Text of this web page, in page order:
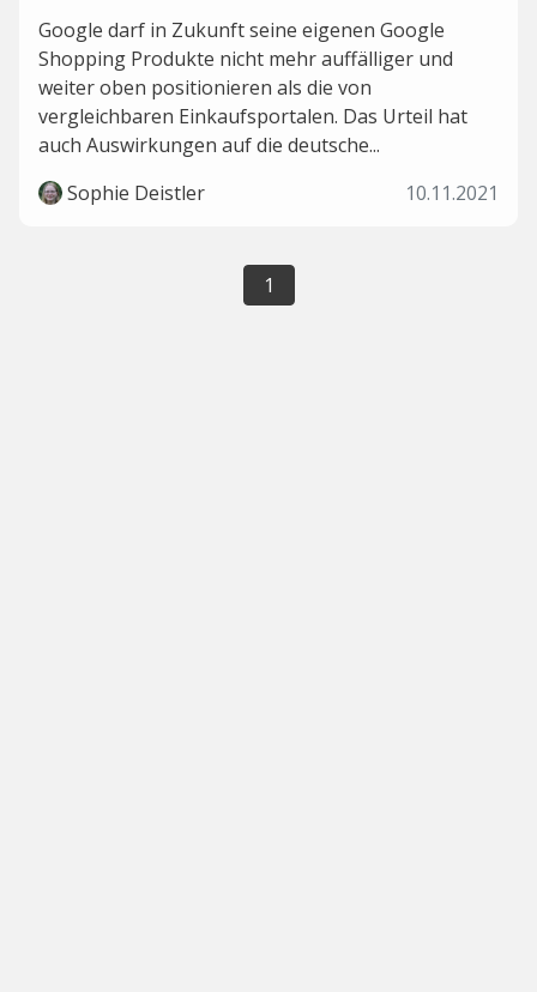
Google darf in Zukunft seine eigenen Google
Shopping Produkte nicht mehr auffälliger und
weiter oben positionieren als die von
vergleichbaren Einkaufsportalen. Das Urteil hat
auch Auswirkungen auf die deutsche...
Sophie Deistler
10.11.2021
1